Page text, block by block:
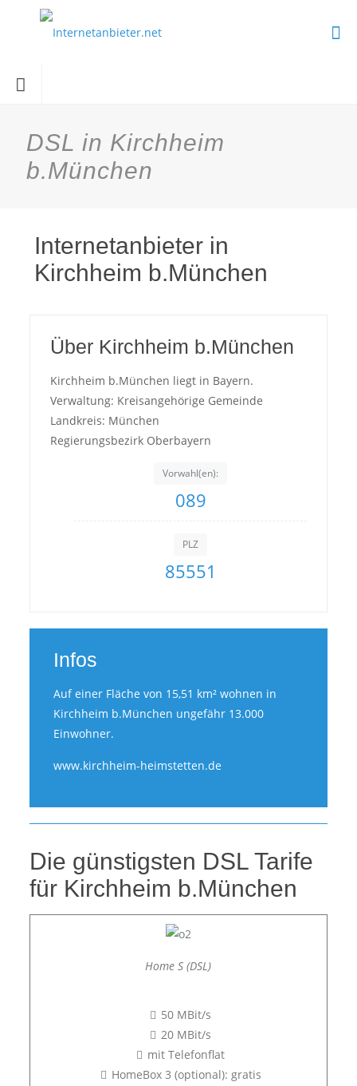
DSL in Kirchheim
b.München
Internetanbieter in
Kirchheim b.München
Über Kirchheim b.München
Kirchheim b.München liegt in Bayern.
Verwaltung: Kreisangehörige Gemeinde
Landkreis: München
Regierungsbezirk Oberbayern
Vorwahl(en):
089
PLZ
85551
Infos
Auf einer Fläche von 15,51 km² wohnen in
Kirchheim b.München ungefähr 13.000
Einwohner.
www.kirchheim-heimstetten.de
Die günstigsten DSL Tarife
für Kirchheim b.München
Home S (DSL)
50 MBit/s
20 MBit/s
mit Telefonflat
HomeBox 3 (optional): gratis